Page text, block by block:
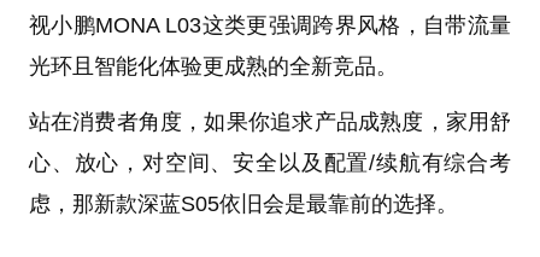
视小鹏MONA L03这类更强调跨界风格，自带流量
光环且智能化体验更成熟的全新竞品。
站在消费者角度，如果你追求产品成熟度，家用舒
心、放心，对空间、安全以及配置/续航有综合考
虑，那新款深蓝S05依旧会是最靠前的选择。